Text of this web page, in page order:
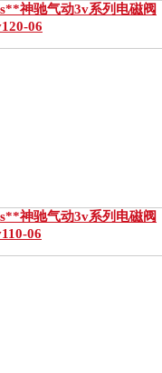
神驰气动3v系列电磁阀
06
神驰气动3v系列电磁阀
06